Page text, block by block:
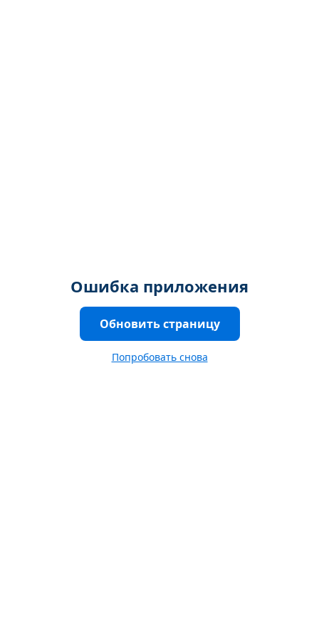
Ошибка приложения
Обновить страницу
Попробовать снова